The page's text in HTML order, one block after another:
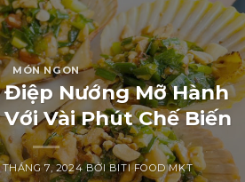
MÓN NGON
Điệp Nướng Mỡ Hành
Vài Phút Chế Biến
THÁNG 7, 2024 BỞIBITI FOOD MKT